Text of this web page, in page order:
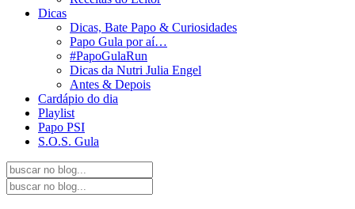
Dicas
Dicas, Bate Papo & Curiosidades
Papo Gula por aí…
#PapoGulaRun
Dicas da Nutri Julia Engel
Antes & Depois
Cardápio do dia
Playlist
Papo PSI
S.O.S. Gula